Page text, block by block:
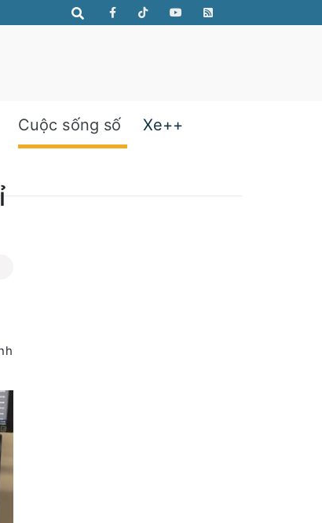
Cuộc sống số Xe++